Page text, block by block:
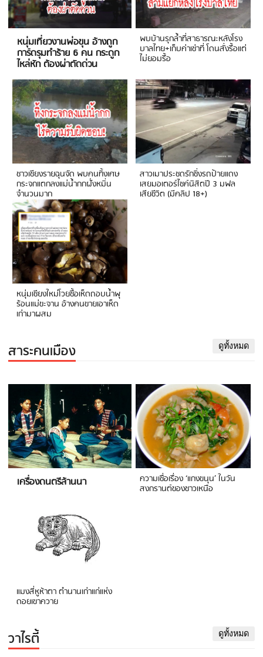
หนุ่มเที่ยวงานพ่อขุน อ้างถูก
การ์ดรุมทำร้าย 6 คน กระดูก
ไหล่หัก ต้องผ่าตัดด่วน
พบบ้านรุกล้ำที่สาธารณะหลังโรง
บาลไทย+เก็บค่าเช่าที่ โดนสั่งรื้อแต่
ไม่ยอมรื้อ
ชาวเชียงรายฉุนจัด พบคนทิ้งเศษ
กระจกแตกลงแม่น้ำกกฝั่งหมิ่น
จำนวนมาก
สาวเมาประชดรักซิ่งรถป้ายแดง
เสยมอเตอร์ไซค์นิสิตปี 3 มฟล
เสียชีวิต (มีคลิป 18+)
หนุ่มเชียงใหม่โวยซื้อเห็ดถอบน้ำพุ
ร้อนแม่ขะจาน อ้างคนขายเอาเห็ด
เก่ามาผสม
สาระคนเมือง ดูทั้งหมด
เครื่องดนตรีล้านนา ความเชื่อเรื่อง ‘แกงขนุน’ ในวัน
สงกรานต์ของชาวเหนือ
แมงสี่หูห้าตา ตำนานเก่าแก่แห่ง
ดอยเขาควาย
วาไรตี้ ดูทั้งหมด